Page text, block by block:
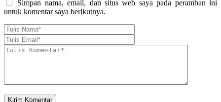
Simpan nama, email, dan situs web saya pada peramban ini
untuk komentar saya berikutnya.